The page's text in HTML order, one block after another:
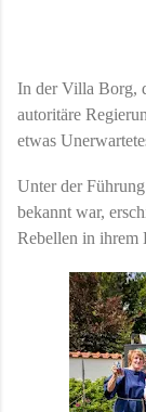
In der Villa Borg,
autoritäre
etwas
Unter der
bekannt war,
Rebellen in ihrem